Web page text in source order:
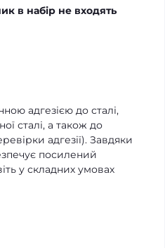
в набір не входять
адгезією до сталі,
сталі, а також до
адгезії). Завдяки
посилений
у складних умовах